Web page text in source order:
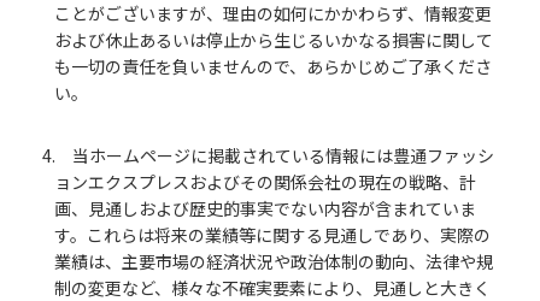
ことがございますが、理由の如何にかかわらず、情報変更
および休止あるいは停止から生じるいかなる損害に関して
も一切の責任を負いませんので、あらかじめご了承くださ
い。
4. 当ホームページに掲載されている情報には豊通ファッシ
ョンエクスプレスおよびその関係会社の現在の戦略、計
画、見通しおよび歴史的事実でない内容が含まれていま
す。これらは将来の業績等に関する見通しであり、実際の
業績は、主要市場の経済状況や政治体制の動向、法律や規
制の変更など、様々な不確実要素により、見通しと大きく